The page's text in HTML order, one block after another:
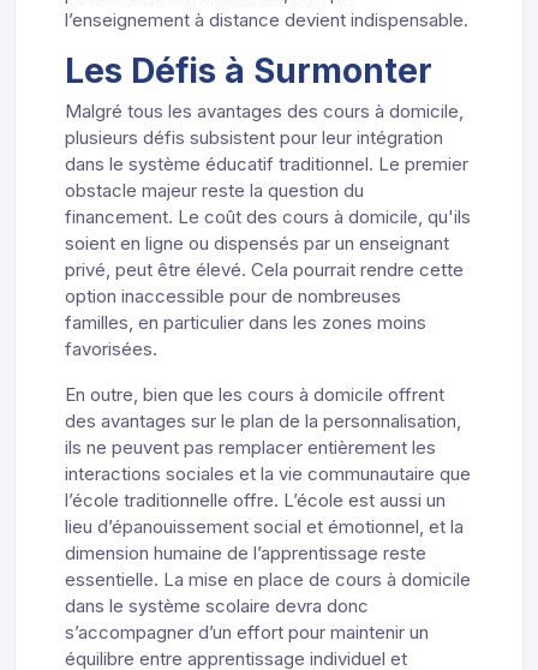
l’enseignement à distance devient indispensable.
Les Défis à Surmonter
Malgré tous les avantages des cours à domicile,
plusieurs défis subsistent pour leur intégration
dans le système éducatif traditionnel. Le premier
obstacle majeur reste la question du
financement. Le coût des cours à domicile, qu'ils
soient en ligne ou dispensés par un enseignant
privé, peut être élevé. Cela pourrait rendre cette
option inaccessible pour de nombreuses
familles, en particulier dans les zones moins
favorisées.
En outre, bien que les cours à domicile offrent
des avantages sur le plan de la personnalisation,
ils ne peuvent pas remplacer entièrement les
interactions sociales et la vie communautaire que
l’école traditionnelle offre. L’école est aussi un
lieu d’épanouissement social et émotionnel, et la
dimension humaine de l’apprentissage reste
essentielle. La mise en place de cours à domicile
dans le système scolaire devra donc
s’accompagner d’un effort pour maintenir un
équilibre entre apprentissage individuel et